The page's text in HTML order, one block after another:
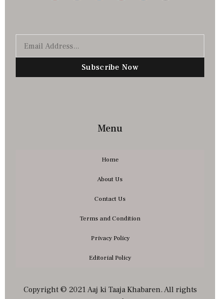
Subscribe Now
Menu
Home
About Us
Contact Us
Terms and Condition
Privacy Policy
Editorial Policy
Copyright © 2021 Aaj ki Taaja Khabaren. All rights